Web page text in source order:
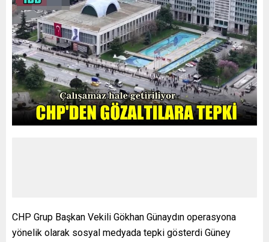
CHP Grup Başkan Vekili Gökhan Günaydın operasyona
yönelik olarak sosyal medyada tepki gösterdi Güney